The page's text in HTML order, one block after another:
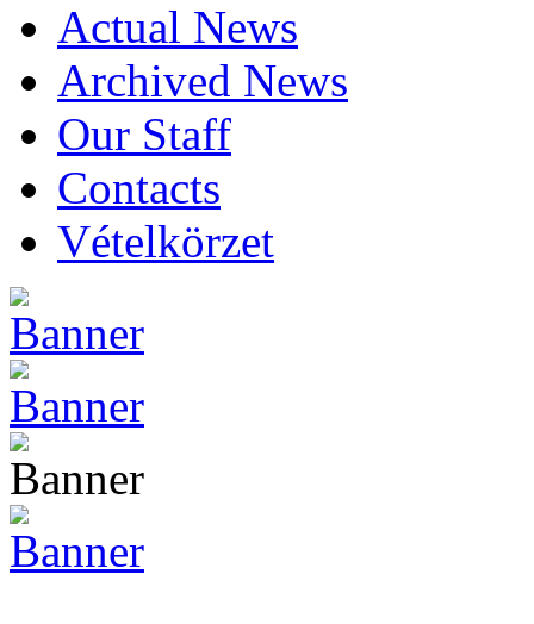
Actual News
Archived News
Our Staff
Contacts
Vételkörzet